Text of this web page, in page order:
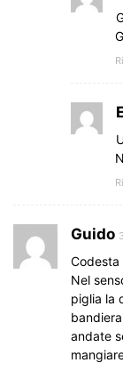
Guido
Codesta
Nel
piglia la
andate